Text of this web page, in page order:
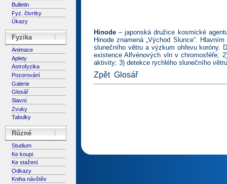
Bulletin
Fyz. čtvrtky
Úkazy
Fyzika
Animace
Aplety
Astrofyzika
Pozorování
Galerie
Glosář
Slavní
Zvuky
Tabulky
Různé
Studium
Ke koupi
Ke stažení
Odkazy
Kniha návštěv
Hinode – japonská družice kosmické
Hinode znamená „Východ Slunce“.
slunečního větru a výzkum ohřevu koróny.
existence Alfvénových vln v chromosféře;
aktivity; 3) detekce rychlého slunečního
Zpět Glosář